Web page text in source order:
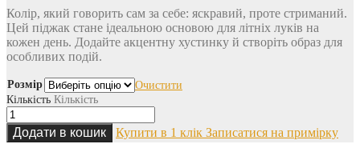
Колір, який говорить сам за себе: яскравий, проте стриманий.
Цей піджак стане ідеальною основою для літніх луків на
кожен день. Додайте акцентну хустинку й створіть образ для
особливих подій.
Розмір
Очистити
Кількість Кількість
Додати в кошик Купити в 1 клік Записатися на примірку